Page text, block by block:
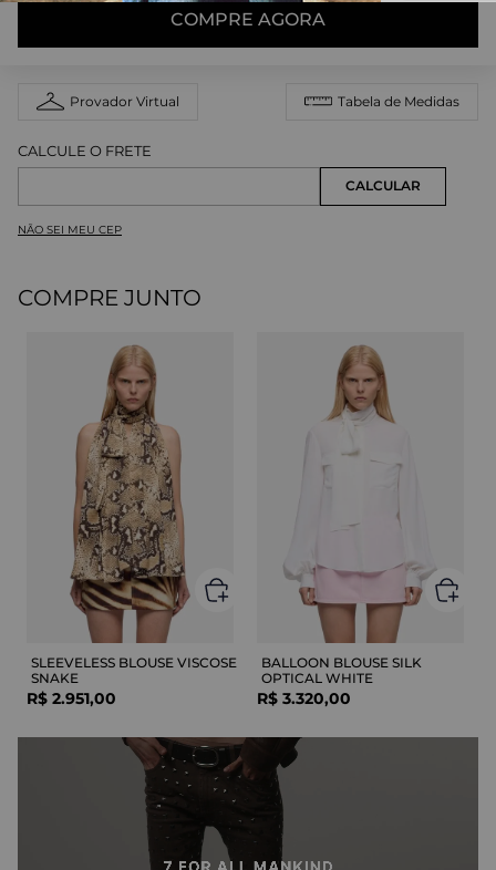
COMPRE AGORA
Provador Virtual Tabela de Medidas
NÃO SEI MEU CEP
COMPRE JUNTO
SLEEVELESS BLOUSE VISCOSE
SNAKE
R$ 2.951,00
BALLOON BLOUSE SILK
OPTICAL WHITE
R$ 3.320,00